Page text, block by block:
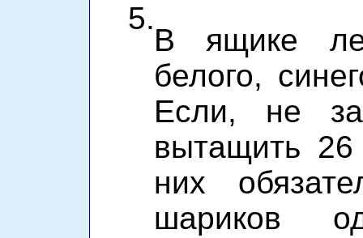
5.
В ящике
белого,
Если, не
вытащить
них
шариков